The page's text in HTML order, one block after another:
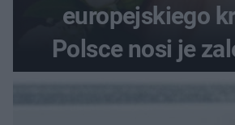
europejskiego
Polsce nosi je
kobiety